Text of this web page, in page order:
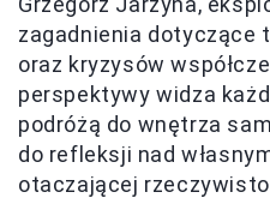
zagadnienia dotyczące
oraz kryzysów
perspektywy widza
podróżą do wnętrza
do refleksji nad
otaczającej